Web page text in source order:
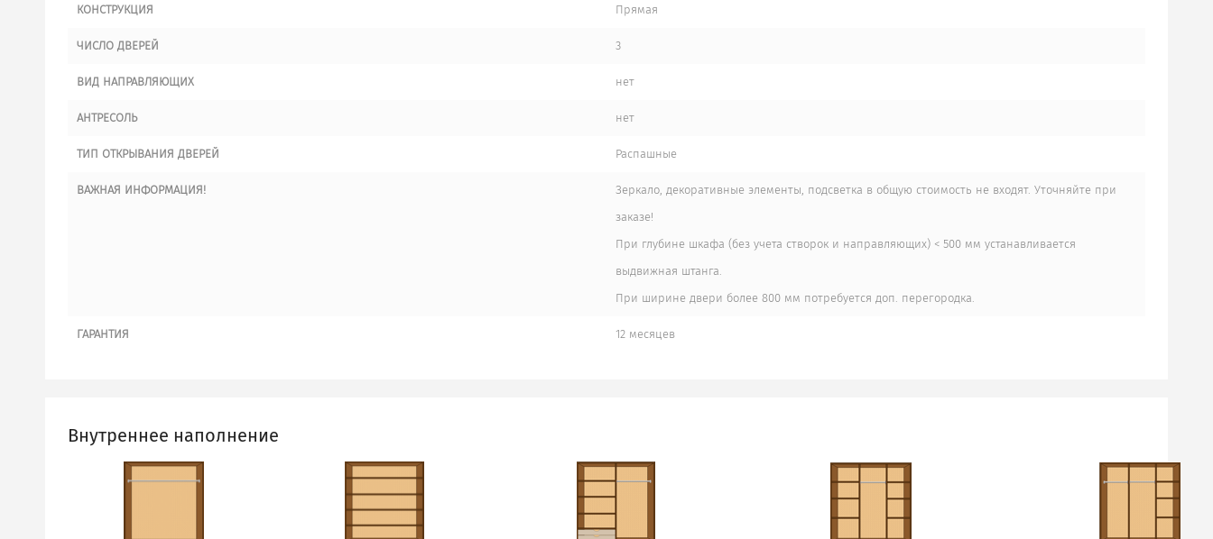
КОНСТРУКЦИЯ Прямая
ЧИСЛО ДВЕРЕЙ 3
ВИД НАПРАВЛЯЮЩИХ нет
АНТРЕСОЛЬ нет
ТИП ОТКРЫВАНИЯ ДВЕРЕЙ Распашные
ВАЖНАЯ ИНФОРМАЦИЯ!
Зеркало, декоративные элементы, подсветка в общую стоимость не входят. Уточняйте при
заказе!
При глубине шкафа (без учета створок и направляющих) < 500 мм устанавливается
выдвижная штанга.
При ширине двери более 800 мм потребуется доп. перегородка.
ГАРАНТИЯ 12 месяцев
Внутреннее наполнение